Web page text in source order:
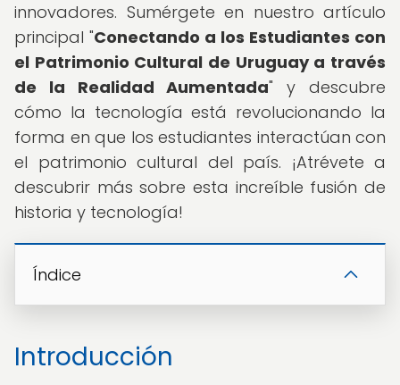
innovadores. Sumérgete en nuestro artículo
principal "Conectando a los Estudiantes con
el Patrimonio Cultural de Uruguay a través
de la Realidad Aumentada" y descubre
cómo la tecnología está revolucionando la
forma en que los estudiantes interactúan con
el patrimonio cultural del país. ¡Atrévete a
descubrir más sobre esta increíble fusión de
historia y tecnología!
Índice
Introducción